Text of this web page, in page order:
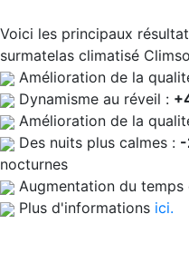
Voici les principaux
surmatelas climatisé
Amélioration de la
Dynamisme au réveil :
Amélioration de la
Des nuits plus calmes :
nocturnes
Augmentation du temps
Plus d'informations ici.